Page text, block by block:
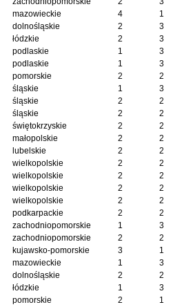
mazowieckie 4
1
dolnośląskie 2
3
łódzkie 2
3
podlaskie 1
3
podlaskie 1
3
pomorskie 2
2
śląskie 1
3
śląskie 2
2
śląskie 2
2
świętokrzyskie 2
2
małopolskie 2
2
lubelskie 2
2
wielkopolskie 2
2
wielkopolskie 2
2
wielkopolskie 2
2
wielkopolskie 2
2
podkarpackie 2
2
zachodniopomorskie 1
3
zachodniopomorskie 2
2
kujawsko-pomorskie 3
1
mazowieckie 1
3
dolnośląskie 2
2
łódzkie 1
3
pomorskie 2
1